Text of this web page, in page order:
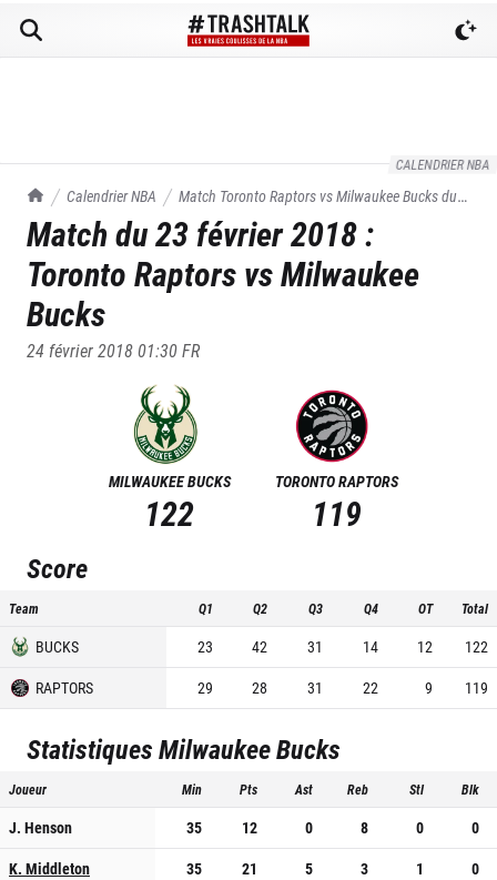
CALENDRIER NBA
TrashTalk Actu NBA
Calendrier NBA Match Toronto Raptors vsMilwaukee Bucksdu
23/02/2018
Match du23 février 2018:
Toronto Raptors vsMilwaukee
Bucks
24 février 2018 01:30FR
MILWAUKEE BUCKS
122
TORONTO RAPTORS
119
Score
Team Q1 Q2 Q3 Q4 OT Total
BUCKS 23 42 31 14 12
122
RAPTORS
29 28 31 22 9 119
StatistiquesMilwaukee Bucks
Joueur Min Pts Ast Reb Stl Blk
J. Henson 35 12 0 8 0
0
K. Middleton
35 21 5 3 1
0